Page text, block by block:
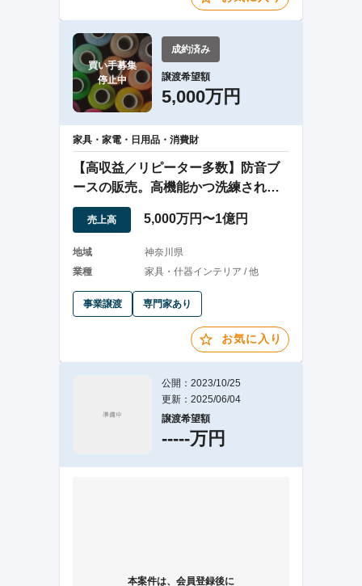
買い手募集
停止中
成約済み
譲渡希望額
5,000万円
家具・家電・日用品・消費財
【高収益／リピーター多数】防音ブ
ースの販売。高機能かつ洗練された
デザイン。
売上高 5,000万円〜1億円
地域
神奈川県
業種
家具・什器インテリア / 他
事業譲渡 専門家あり
お気に入り
公開：2023/10/25
更新：2025/06/04
譲渡希望額
-----万円
本案件は、会員登録後に